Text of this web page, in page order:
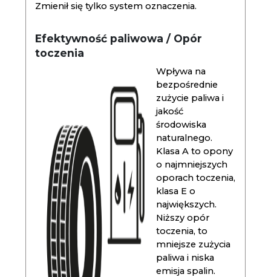
Zmienił się tylko system oznaczenia.
Efektywność paliwowa / Opór
toczenia
Wpływa na
bezpośrednie
zużycie paliwa i
jakość
środowiska
naturalnego.
Klasa A to opony
o najmniejszych
oporach toczenia,
klasa E o
największych.
Niższy opór
toczenia, to
mniejsze zużycia
paliwa i niska
emisja spalin.